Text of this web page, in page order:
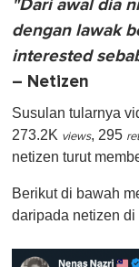
"Dari awal dia
dengan lawak
interested
– Netizen
Susulan tularnya
273.2K views, 295
netizen turut
Berikut di bawah
daripada netizen di